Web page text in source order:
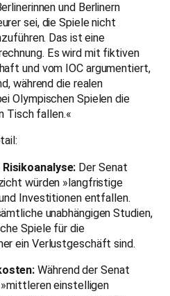
und Berlinern
sei, die Spiele nicht
Das ist eine
Es wird mit fiktiven
und vom IOC argumentiert,
während die realen
Olympischen Spielen die
Tisch fallen.«
Der Senat
würden »langfristige
Investitionen entfallen.
unabhängigen Studien,
Spiele für die
ein Verlustgeschäft sind.
Während der Senat
einstelligen